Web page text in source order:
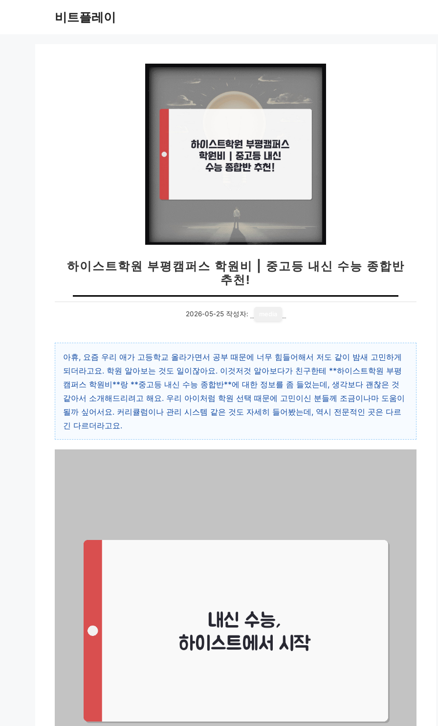
비트플레이
하이스트학원 부평캠퍼스 학원비 | 중고등 내신 수능 종합반
추천!
2026-05-25 작성자:
아휴, 요즘 우리 애가 고등학교 올라가면서 공부 때문에 너무 힘들어해서 저도 같이 밤새 고민하게
되더라고요. 학원 알아보는 것도 일이잖아요. 이것저것 알아보다가 친구한테 **하이스트학원 부평
캠퍼스 학원비**랑 **중고등 내신 수능 종합반**에 대한 정보를 좀 들었는데, 생각보다 괜찮은 것
같아서 소개해드리려고 해요. 우리 아이처럼 학원 선택 때문에 고민이신 분들께 조금이나마 도움이
될까 싶어서요. 커리큘럼이나 관리 시스템 같은 것도 자세히 들어봤는데, 역시 전문적인 곳은 다르
긴 다르더라고요.